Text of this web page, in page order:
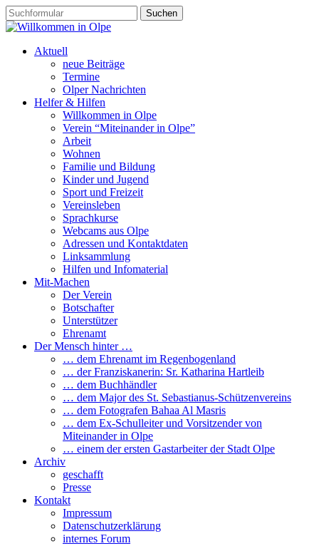
Aktuell
neue Beiträge
Termine
Olper Nachrichten
Helfer & Hilfen
Willkommen in Olpe
Verein “Miteinander in Olpe”
Arbeit
Wohnen
Familie und Bildung
Kinder und Jugend
Sport und Freizeit
Vereinsleben
Sprachkurse
Webcams aus Olpe
Adressen und Kontaktdaten
Linksammlung
Hilfen und Infomaterial
Mit-Machen
Der Verein
Botschafter
Unterstützer
Ehrenamt
Der Mensch hinter …
… dem Ehrenamt im Regenbogenland
… der Franziskanerin: Sr. Katharina Hartleib
… dem Buchhändler
… dem Major des St. Sebastianus-Schützenvereins
… dem Fotografen Bahaa Al Masris
… dem Ex-Schulleiter und Vorsitzender von
Miteinander in Olpe
… einem der ersten Gastarbeiter der Stadt Olpe
Archiv
geschafft
Presse
Kontakt
Impressum
Datenschutzerklärung
internes Forum